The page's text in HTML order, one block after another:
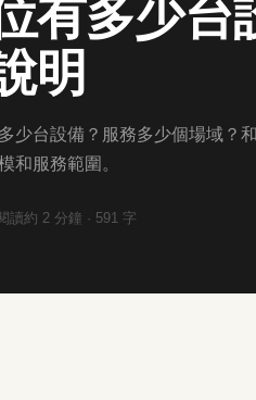
明
少台設備？服務多少個場域？
和服務範圍。
讀約 2 分鐘 · 591 字